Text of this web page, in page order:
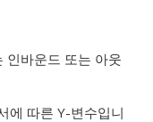
인바운드 또는 아웃
에 따른 Y-변수입니